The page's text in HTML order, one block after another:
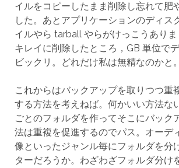
イルをコピーしたまま削除し忘れて肥
した。あとアプリケーションのディス
イルやら tarball やらがけっこうあり
キレイに削除したところ，GB 単位で
ビックリ。どれだけ私は無精なのかと。
これからはバックアップを取りつつ重
する方法を考えねば。何かいい方法な
ごとのフォルダを作ってそこにバック
法は重複を促進するのでパス。オーデ
像といったジャンル毎にフォルダを分
ターだろうか。わざわざフォルダ分け